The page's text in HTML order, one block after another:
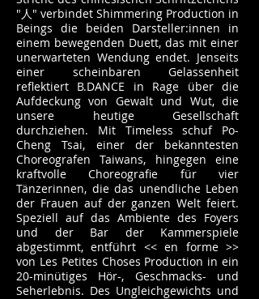
"人" verbindet Shimmering Production in
Beings die beiden Darsteller:innen in
einem bewegenden Duett, das mit einer
unerwarteten Wendung endet. Jenseits
einer scheinbaren Gelassenheit
reflektiert B.DANCE in Rage über die
Aufdeckung von Gewalt und Wut, die
unsere heutige Gesellschaft
durchziehen. Mit Timeless schuf Po-
Cheng Tsai, einer der bekanntesten
Choreografen Taiwans, hingegen eine
kraftvolle Choreografie für vier
Tänzerinnen, die das unendliche Leben
der Frauen auf der ganzen Welt feiert.
Speziell auf das Ambiente des Foyers
und der Bar der Kammerspiele
abgestimmt, entführt << en forme >>
von Les Petites Choses Production in ein
20-minütiges Hör-, Geschmacks- und
Seherlebnis. Des Ungleichgewichts und